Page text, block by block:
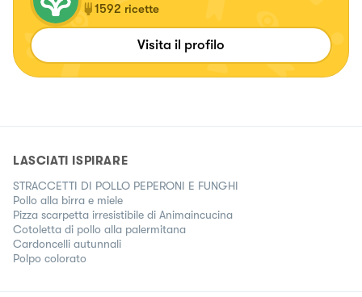
1592 ricette
Visita il profilo
LASCIATI ISPIRARE
STRACCETTI DI POLLO PEPERONI E FUNGHI
Pollo alla birra e miele
Pizza scarpetta irresistibile di Animaincucina
Cotoletta di pollo alla palermitana
Cardoncelli autunnali
Polpo colorato